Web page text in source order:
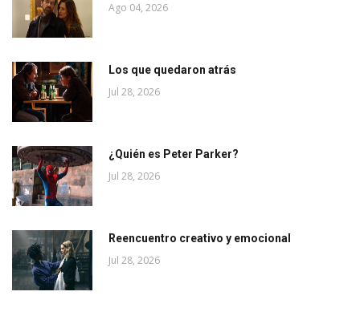
Ago 04, 2026
Los que quedaron atrás
Jul 28, 2026
¿Quién es Peter Parker?
Jul 28, 2026
Reencuentro creativo y emocional
Jul 28, 2026